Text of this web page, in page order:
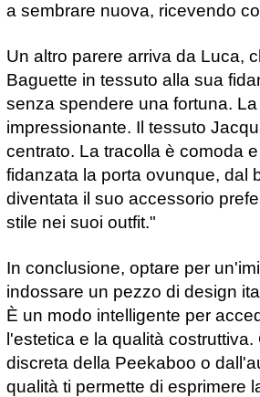
a sembrare nuova, ricevendo
Un altro parere arriva da Luca,
Baguette in tessuto alla sua
senza spendere una fortuna.
impressionante. Il tessuto
centrato. La tracolla è comoda
fidanzata la porta ovunque, dal
diventata il suo accessorio
stile nei suoi outfit."
In conclusione, optare per
indossare un pezzo di design
È un modo intelligente per
l'estetica e la qualità
discreta della Peekaboo o
qualità ti permette di esprimere